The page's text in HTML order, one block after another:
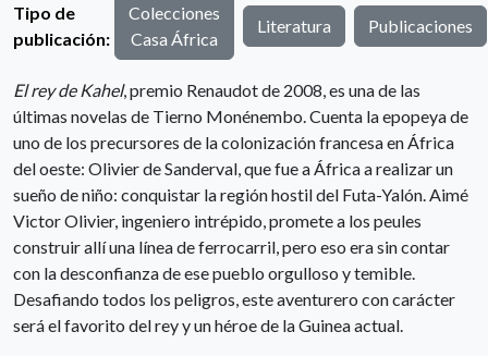
Tipo de
publicación:
Colecciones
Casa África
Literatura Publicaciones
El rey de Kahel, premio Renaudot de 2008, es una de las
últimas novelas de Tierno Monénembo. Cuenta la epopeya de
uno de los precursores de la colonización francesa en África
del oeste: Olivier de Sanderval, que fue a África a realizar un
sueño de niño: conquistar la región hostil del Futa-Yalón. Aimé
Victor Olivier, ingeniero intrépido, promete a los peules
construir allí una línea de ferrocarril, pero eso era sin contar
con la desconfianza de ese pueblo orgulloso y temible.
Desafiando todos los peligros, este aventurero con carácter
será el favorito del rey y un héroe de la Guinea actual.